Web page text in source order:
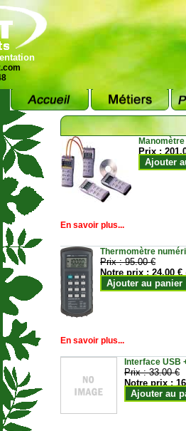
Prix :
Ajouter
En savoir plus...
Thermomètre
Prix :95.00 €
Notre prix :24.00 €
Ajouter au panier
En savoir plus...
Interface USB
Prix :33.00 €
Notre prix :
Ajouter au